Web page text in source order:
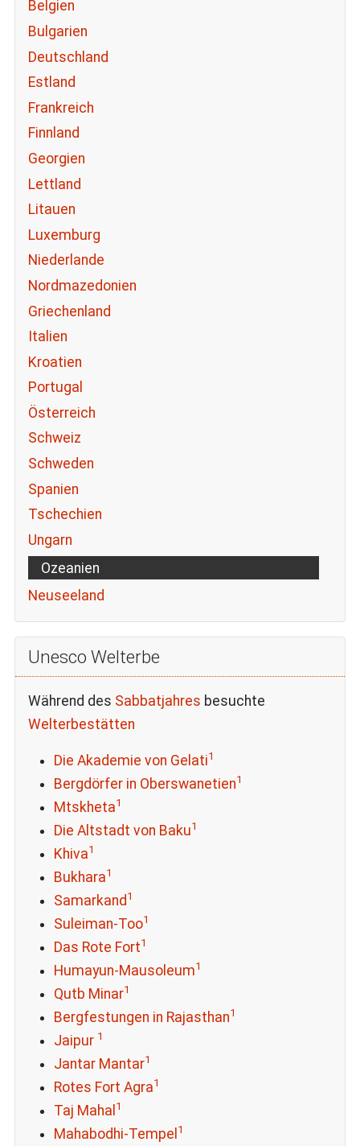
Belgien
Bulgarien
Deutschland
Estland
Frankreich
Finnland
Georgien
Lettland
Litauen
Luxemburg
Niederlande
Nordmazedonien
Griechenland
Italien
Kroatien
Portugal
Österreich
Schweiz
Schweden
Spanien
Tschechien
Ungarn
Ozeanien
Neuseeland
Unesco Welterbe
Während des Sabbatjahres besuchte
Welterbestätten
Die Akademie von Gelati1
Bergdörfer in Oberswanetien1
Mtskheta1
Die Altstadt von Baku1
Khiva1
Bukhara1
Samarkand 1
Suleiman-Too1
Das Rote Fort1
Humayun-Mausoleum1
Qutb Minar1
Bergfestungen in Rajasthan1
Jaipur 1
Jantar Mantar1
Rotes Fort Agra1
Taj Mahal 1
Mahabodhi-Tempel 1